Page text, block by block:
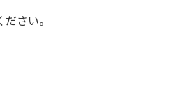
さい。